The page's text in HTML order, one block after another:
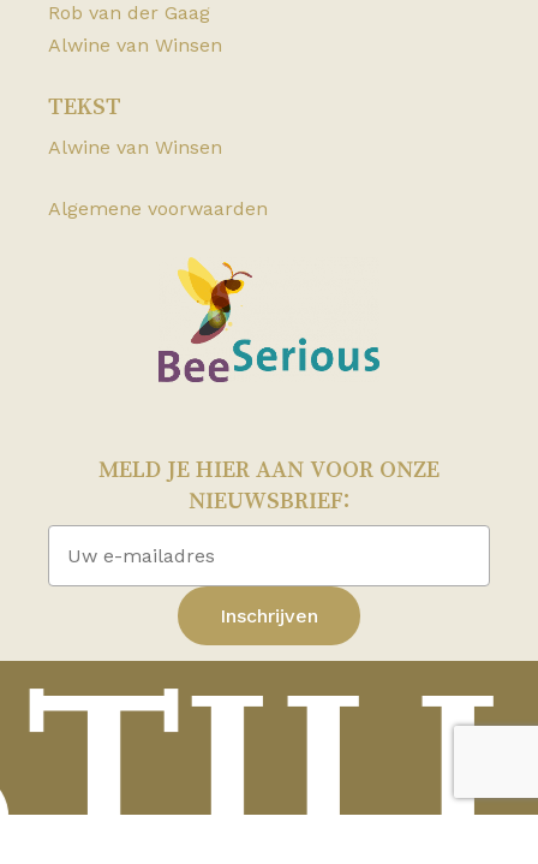
Rob van der Gaag
Alwine van Winsen
TEKST
Alwine van Winsen
Algemene voorwaarden
MELD JE HIER AAN VOOR ONZE
NIEUWSBRIEF: